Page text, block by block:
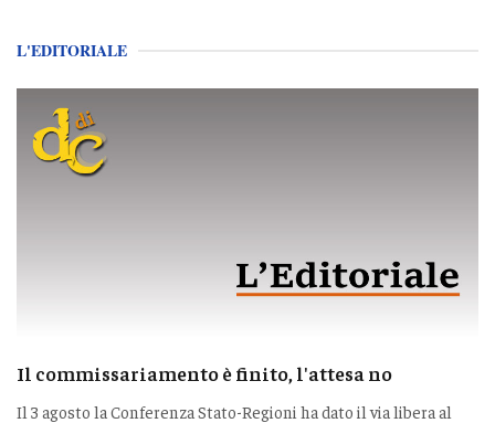
L'EDITORIALE
Il commissariamento è finito, l'attesa no
Il 3 agosto la Conferenza Stato-Regioni ha dato il via libera al